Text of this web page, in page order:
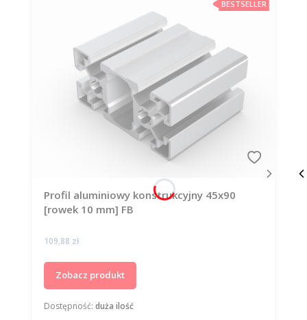
BESTSELLER
Profil aluminiowy konstrukcyjny 45x90
[rowek 10 mm] FB
Cena
109,88 zł
Zobacz produkt
Dostępność: duża ilość